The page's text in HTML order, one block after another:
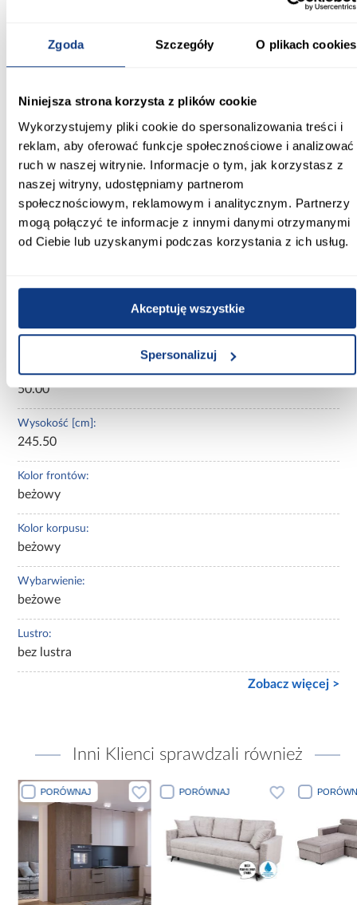
Zgoda Szczegóły O plikach cookies
Niniejsza strona korzysta z plików cookie
Wykorzystujemy pliki cookie do spersonalizowania treści i
reklam, aby oferować funkcje społecznościowe i analizować
ruch w naszej witrynie. Informacje o tym, jak korzystasz z
naszej witryny, udostępniamy partnerom
społecznościowym, reklamowym i analitycznym. Partnerzy
mogą połączyć te informacje z innymi danymi otrzymanymi
od Ciebie lub uzyskanymi podczas korzystania z ich usług.
Akceptuję wszystkie
Spersonalizuj
wyglądzie. Solidna konstrukcja oraz dopracowane detale
Informacje Transport Informacje o
Kształt:
proste
Rodzaj drzwi:
uchylne
120.00
Głębokość [cm]:
50.00
Wysokość [cm]:
245.50
Kolor frontów:
beżowy
Kolor korpusu:
beżowy
Wybarwienie:
beżowe
Lustro:
bez lustra
Zobacz więcej >
Inni Klienci sprawdzali również
PORÓWNAJ PORÓWNAJ